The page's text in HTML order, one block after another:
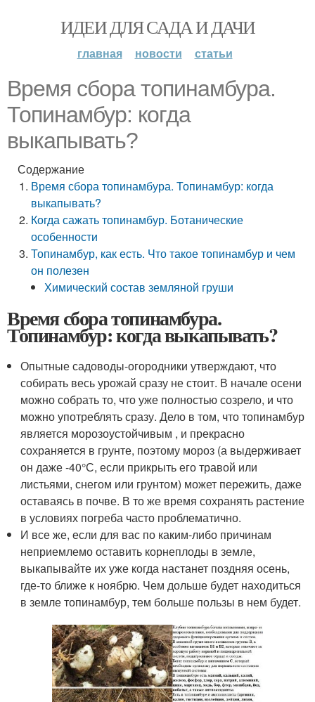
ИДЕИ ДЛЯ САДА И ДАЧИ
главная новости статьи
Время сбора топинамбура.
Топинамбур: когда
выкапывать?
Содержание
Время сбора топинамбура. Топинамбур: когда
выкапывать?
Когда сажать топинамбур. Ботанические
особенности
Топинамбур, как есть. Что такое топинамбур и чем
он полезен
Химический состав земляной груши
Время сбора топинамбура.
Топинамбур: когда выкапывать?
Опытные садоводы-огородники утверждают, что
собирать весь урожай сразу не стоит. В начале осени
можно собрать то, что уже полностью созрело, и что
можно употреблять сразу. Дело в том, что топинамбур
является морозоустойчивым , и прекрасно
сохраняется в грунте, поэтому мороз (а выдерживает
он даже -40°С, если прикрыть его травой или
листьями, снегом или грунтом) может пережить, даже
оставаясь в почве. В то же время сохранять растение
в условиях погреба часто проблематично.
И все же, если для вас по каким-либо причинам
неприемлемо оставить корнеплоды в земле,
выкапывайте их уже когда настанет поздняя осень,
где-то ближе к ноябрю. Чем дольше будет находиться
в земле топинамбур, тем больше пользы в нем будет.